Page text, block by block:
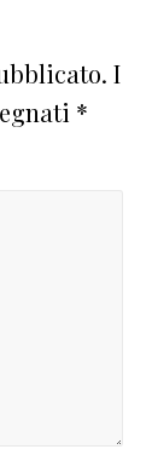
I
*